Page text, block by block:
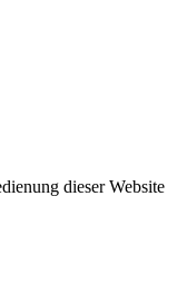
dieser Website